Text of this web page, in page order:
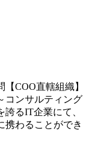
COO直轄組織】
コンサルティング
るIT企業にて、
携わることができ